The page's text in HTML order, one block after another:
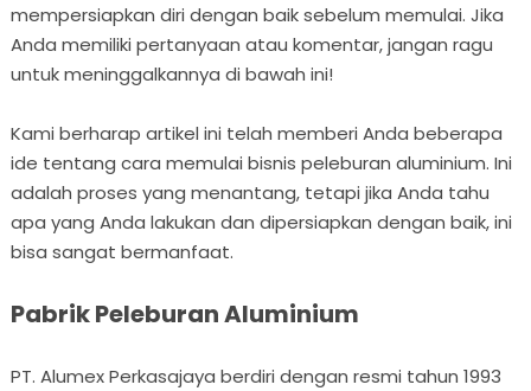
mempersiapkan diri dengan baik sebelum memulai. Jika
Anda memiliki pertanyaan atau komentar, jangan ragu
untuk meninggalkannya di bawah ini!
Kami berharap artikel ini telah memberi Anda beberapa
ide tentang cara memulai bisnis peleburan aluminium. Ini
adalah proses yang menantang, tetapi jika Anda tahu
apa yang Anda lakukan dan dipersiapkan dengan baik, ini
bisa sangat bermanfaat.
Pabrik Peleburan Aluminium
PT. Alumex Perkasajaya berdiri dengan resmi tahun 1993